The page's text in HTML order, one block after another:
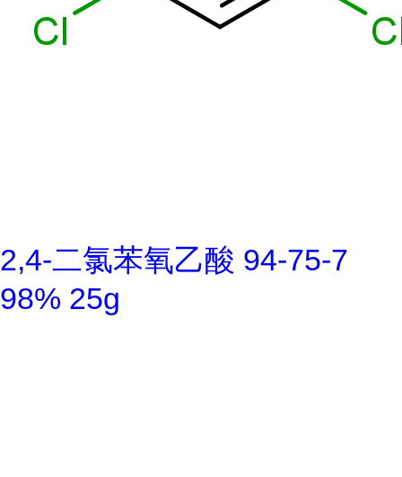
2,4-二氯苯氧乙酸 94-75-7
98% 25g